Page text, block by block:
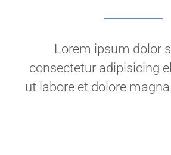
Lorem ipsum dolor
consectetur adipisicing
ut labore et dolore